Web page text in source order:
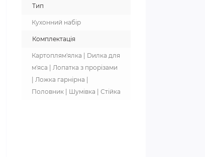
Тип
Кухонний набір
Комплектація
Картоплям'ялка | Dилка для
м'яса | Лопатка з прорізами
| Ложка гарнірна |
Половник | Шумівка | Стійка